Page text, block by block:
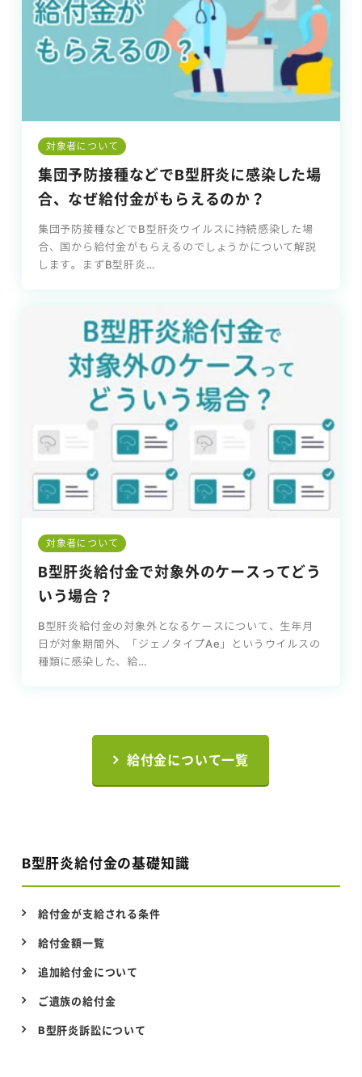
対象者について
集団予防接種などでB型肝炎に感染した場
合、なぜ給付金がもらえるのか？
集団予防接種などでB型肝炎ウイルスに持続感染した場
合、国から給付金がもらえるのでしょうかについて解説
します。まずB型肝炎…
対象者について
B型肝炎給付金で対象外のケースってどう
いう場合？
B型肝炎給付金の対象外となるケースについて、生年月
日が対象期間外、「ジェノタイプAe」というウイルスの
種類に感染した、給…
給付金について一覧
B型肝炎給付金の基礎知識
給付金が支給される条件
給付金額一覧
追加給付金について
ご遺族の給付金
B型肝炎訴訟について